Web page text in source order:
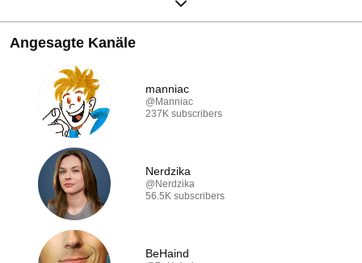
Angesagte Kanäle
manniac
@Manniac
237K subscribers
Nerdzika
@Nerdzika
56.5K subscribers
BeHaind